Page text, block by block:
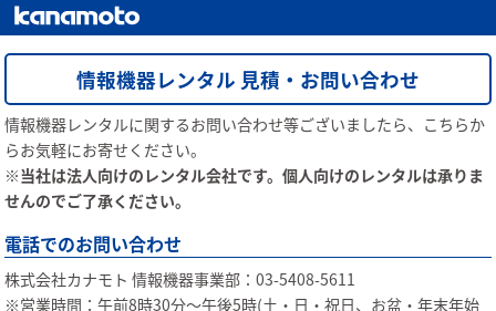
情報機器レンタル 見積・お問い合わせ
情報機器レンタルに関するお問い合わせ等ございましたら、こちらか
らお気軽にお寄せください。
※当社は法人向けのレンタル会社です。個人向けのレンタルは承りま
せんのでご了承ください。
電話でのお問い合わせ
株式会社カナモト 情報機器事業部：03-5408-5611
※営業時間：午前8時30分〜午後5時(土・日・祝日、お盆・年末年始